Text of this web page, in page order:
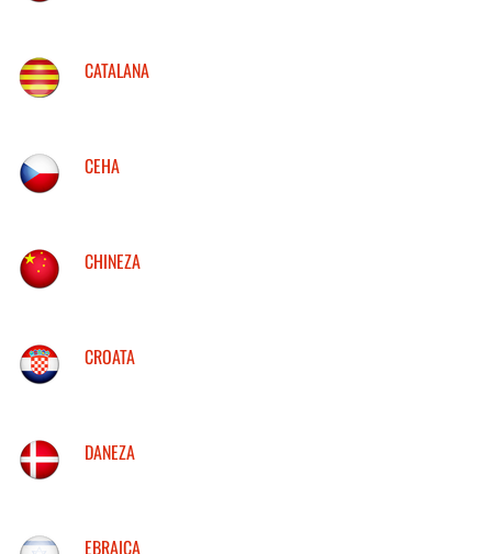
CATALANA
CEHA
CHINEZA
CROATA
DANEZA
EBRAICA